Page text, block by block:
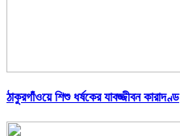
ঠাকুরগাঁওয়ে শিশু ধর্ষকের যাবজ্জীবন কারাদণ্ড